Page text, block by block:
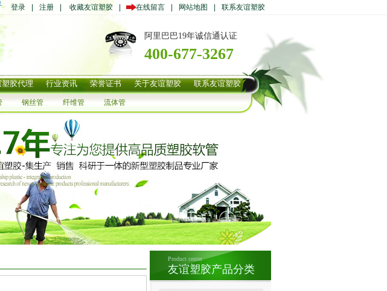
登录 注册 收藏友谊塑胶 在线留言 网站地图 联系友谊塑胶
阿里巴巴19年诚信通认证
400-677-3267
塑胶代理 行业资讯 荣誉证书 关于友谊塑胶 联系友谊塑胶
钢丝管 纤维管 流体管
Product center
友谊塑胶产品分类